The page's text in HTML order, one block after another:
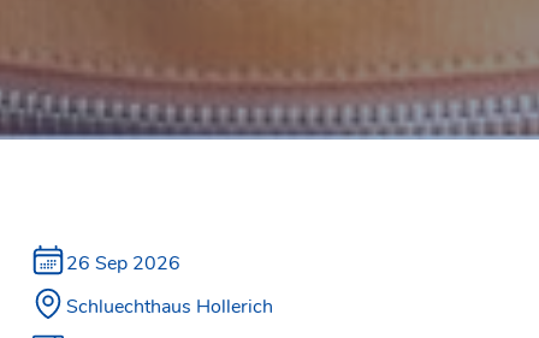
26 Sep 2026
Schluechthaus Hollerich